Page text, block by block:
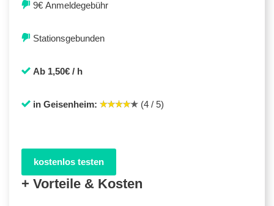
9€ Anmeldegebühr
Stationsgebunden
Ab 1,50€ / h
in Geisenheim: (4 / 5)
kostenlos testen
+ Vorteile & Kosten